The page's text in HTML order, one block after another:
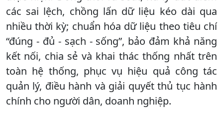
các sai lệch, chồng lấn dữ liệu kéo dài qua
nhiều thời kỳ; chuẩn hóa dữ liệu theo tiêu chí
“đúng - đủ - sạch - sống”, bảo đảm khả năng
kết nối, chia sẻ và khai thác thống nhất trên
toàn hệ thống, phục vụ hiệu quả công tác
quản lý, điều hành và giải quyết thủ tục hành
chính cho người dân, doanh nghiệp.